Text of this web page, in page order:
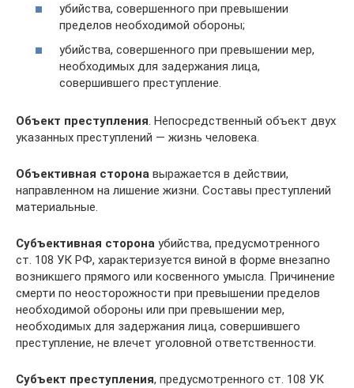
убийства, совершенного при превышении
пределов необходимой обороны;
убийства, совершенного при превышении мер,
необходимых для задержания лица,
совершившего преступление.
Объект преступления. Непосредственный объект двух
указанных преступлений — жизнь человека.
Объективная сторона выражается в действии,
направленном на лишение жизни. Составы преступлений
материальные.
Субъективная сторона убийства, предусмотренного
ст. 108 УК РФ, характеризуется виной в форме внезапно
возникшего прямого или косвенного умысла. Причинение
смерти по неосторожности при превышении пределов
необходимой обороны или при превышении мер,
необходимых для задержания лица, совершившего
преступление, не влечет уголовной ответственности.
Субъект преступления, предусмотренного ст. 108 УК